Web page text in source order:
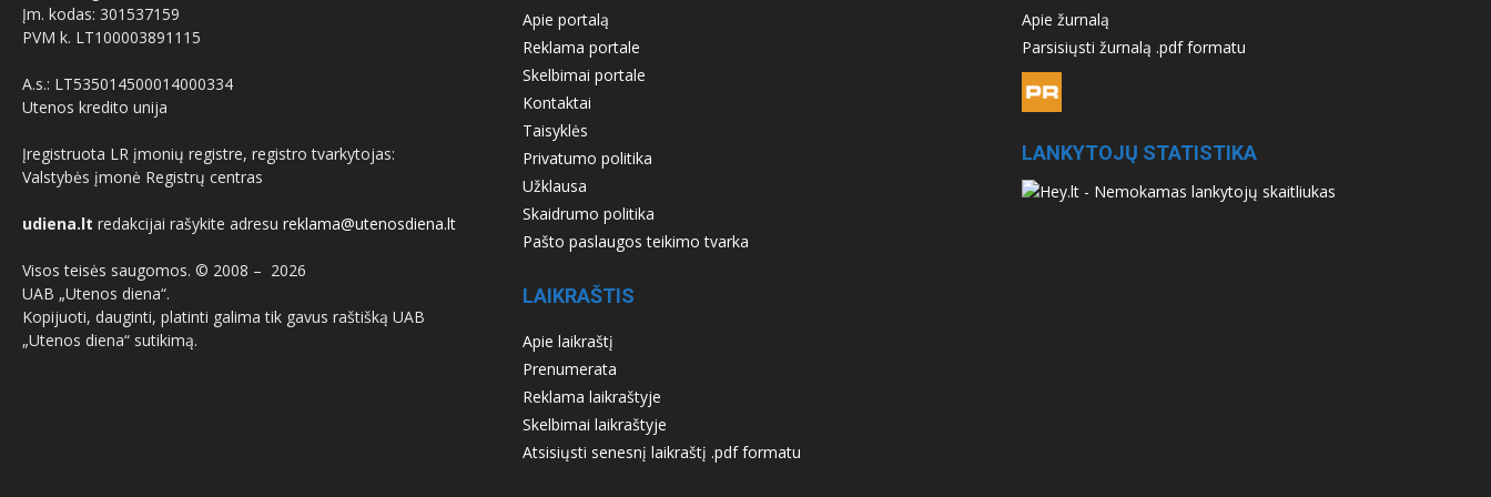
Įm. kodas: 301537159
PVM k. LT100003891115
A.s.: LT535014500014000334
Utenos kredito unija
Įregistruota LR įmonių registre, registro tvarkytojas:
Valstybės įmonė Registrų centras
udiena.lt redakcijai rašykite adresu reklama@utenosdiena.lt
Visos teisės saugomos. © 2008 – 2026
UAB „Utenos diena“.
Kopijuoti, dauginti, platinti galima tik gavus raštišką UAB
„Utenos diena“ sutikimą.
Apie portalą
Reklama portale
Skelbimai portale
Kontaktai
Taisyklės
Privatumo politika
Užklausa
Skaidrumo politika
Pašto paslaugos teikimo tvarka
LAIKRAŠTIS
Apie laikraštį
Prenumerata
Reklama laikraštyje
Skelbimai laikraštyje
Atsisiųsti senesnį laikraštį .pdf formatu
Apie žurnalą
Parsisiųsti žurnalą .pdf formatu
LANKYTOJŲ STATISTIKA